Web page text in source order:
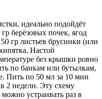
идеально подойдёт
берёзовых почек, ягод
гр листьев брусники (или
Настой
без крышки ровно
по банкам или бутылкам,
Пить по 50 мл за 10 мин
2 недели. Эту схему
устраивать раз в